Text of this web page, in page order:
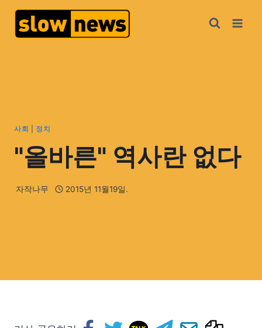
사회 정치
"올바른" 역사란 없다
자작나무 2015년 11월19일.